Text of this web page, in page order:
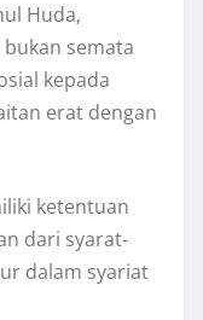
Huda,
semata
kepada
erat dengan
ketentuan
dari syarat-
dalam syariat